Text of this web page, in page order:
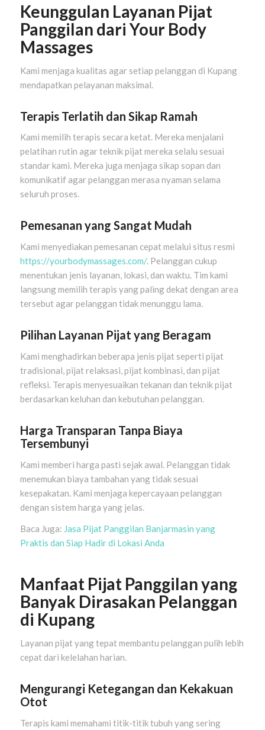
Keunggulan Layanan Pijat
Panggilan dari Your Body
Massages
Kami menjaga kualitas agar setiap pelanggan di Kupang
mendapatkan pelayanan maksimal.
Terapis Terlatih dan Sikap Ramah
Kami memilih terapis secara ketat. Mereka menjalani
pelatihan rutin agar teknik pijat mereka selalu sesuai
standar kami. Mereka juga menjaga sikap sopan dan
komunikatif agar pelanggan merasa nyaman selama
seluruh proses.
Pemesanan yang Sangat Mudah
Kami menyediakan pemesanan cepat melalui situs resmi
https://yourbodymassages.com/. Pelanggan cukup
menentukan jenis layanan, lokasi, dan waktu. Tim kami
langsung memilih terapis yang paling dekat dengan area
tersebut agar pelanggan tidak menunggu lama.
Pilihan Layanan Pijat yang Beragam
Kami menghadirkan beberapa jenis pijat seperti pijat
tradisional, pijat relaksasi, pijat kombinasi, dan pijat
refleksi. Terapis menyesuaikan tekanan dan teknik pijat
berdasarkan keluhan dan kebutuhan pelanggan.
Harga Transparan Tanpa Biaya
Tersembunyi
Kami memberi harga pasti sejak awal. Pelanggan tidak
menemukan biaya tambahan yang tidak sesuai
kesepakatan. Kami menjaga kepercayaan pelanggan
dengan sistem harga yang jelas.
Baca Juga: Jasa Pijat Panggilan Banjarmasin yang
Praktis dan Siap Hadir di Lokasi Anda
Manfaat Pijat Panggilan yang
Banyak Dirasakan Pelanggan
di Kupang
Layanan pijat yang tepat membantu pelanggan pulih lebih
cepat dari kelelahan harian.
Mengurangi Ketegangan dan Kekakuan
Otot
Terapis kami memahami titik-titik tubuh yang sering